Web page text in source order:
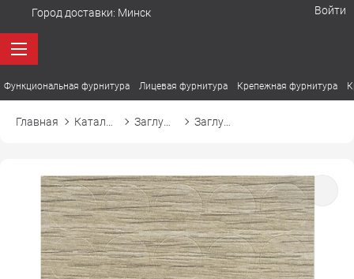
Город доставки: Минск Войти
Функциональная фурнитура Лицевая фурнитура Крепежная фурнитура
Главная